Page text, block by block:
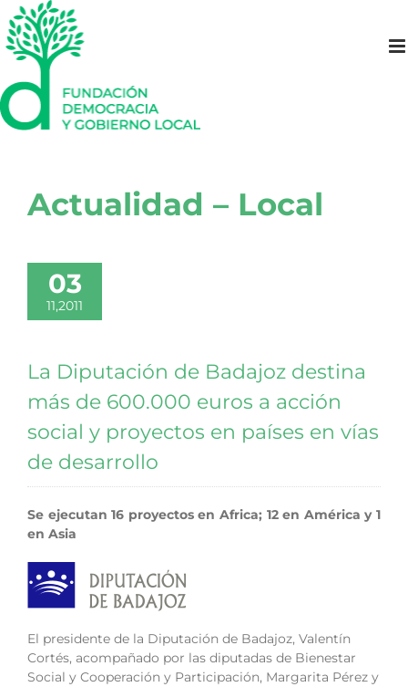
Saltar
al
contenido
Actualidad – Local
03
11,2011
La Diputación de Badajoz destina
más de 600.000 euros a acción
social y proyectos en países en vías
de desarrollo
Se ejecutan 16 proyectos en Africa; 12 en América y 1
en Asia
El presidente de la Diputación de Badajoz, Valentín
Cortés, acompañado por las diputadas de Bienestar
Social y Cooperación y Participación, Margarita Pérez y